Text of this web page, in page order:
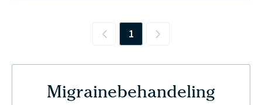
Previous
1 Next
Migrainebehandeling